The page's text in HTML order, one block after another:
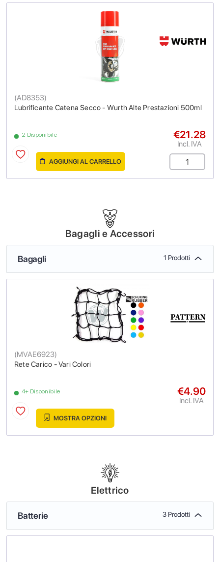
Lubrificante Catena Secco - Wurth Alte Prestazioni 500ml
(AD8353)
2 Disponibile €21.28
Incl. IVA
AGGIUNGI AL CARRELLO
Bagagli e Accessori
Bagagli 1 Prodotti
Rete Carico - Vari Colori
(MVAE6923)
4+ Disponibile €4.90
Incl. IVA
MOSTRA OPZIONI
Elettrico
Batterie 3 Prodotti